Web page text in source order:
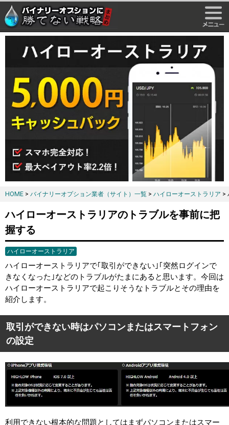
HOME > バイナリーオプション業者（サイト）一覧 > ハイローオーストラリア >
ハイローオーストラリアのトラブルを事前に把
握する
ハイローオーストラリア
ハイローオーストラリアで｢取引ができない｣｢突然ログインで
きなくなった｣などのトラブルがたまにあると思います。今回は
ハイローオーストラリアで起こりそうなトラブルとその理由を
紹介します。
取引ができない時はパソコンまたはスマートフォン
の設定
利用できない根本的な問題としてはまずパソコンまたはスマー